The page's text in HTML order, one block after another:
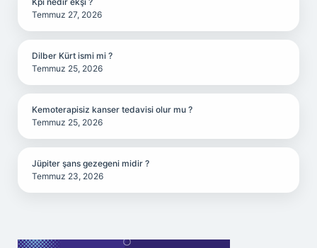
Temmuz 27, 2026
Dilber Kürt ismi mi ?
Temmuz 25, 2026
Kemoterapisiz kanser tedavisi olur mu ?
Temmuz 25, 2026
Jüpiter şans gezegeni midir ?
Temmuz 23, 2026